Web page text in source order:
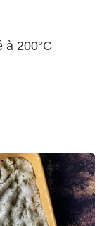
à 200°C